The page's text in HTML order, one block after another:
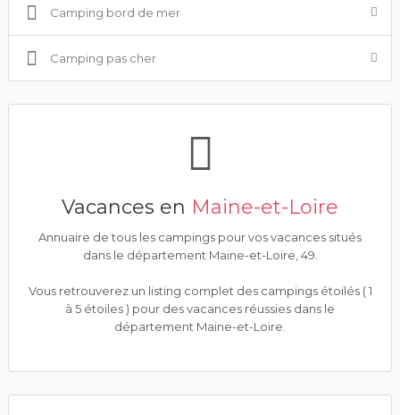
Camping bord de mer
Camping pas cher
Vacances en Maine-et-Loire
Annuaire de tous les campings pour vos vacances situés
dans le département Maine-et-Loire, 49.
Vous retrouverez un listing complet des campings étoilés ( 1
à 5 étoiles ) pour des vacances réussies dans le
département Maine-et-Loire.